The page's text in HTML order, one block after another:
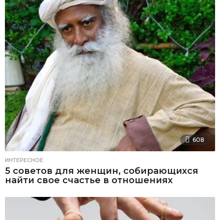
608
ИНТЕРЕСНОЕ
5 советов для женщин, собирающихся
найти свое счастье в отношениях